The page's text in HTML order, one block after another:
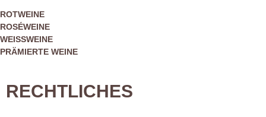
ROTWEINE
ROSÉWEINE
WEISSWEINE
PRÄMIERTE WEINE
RECHTLICHES